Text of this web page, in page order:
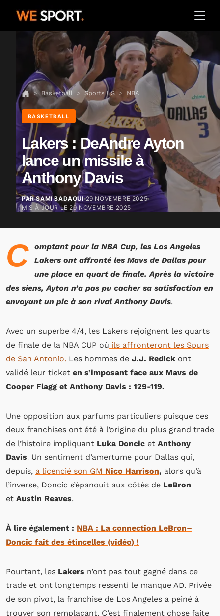
Basketball Sports US NBA
BASKETBALL
Lakers : DeAndre Ayton
lance un missile à
Anthony Davis
PAR SAMI BADAOUI 29 NOVEMBRE 2025
MIS À JOUR LE 29 NOVEMBRE 2025
C
omptant pour la NBA Cup, les Los Angeles
Lakers ont affronté les Mavs de Dallas pour
une place en quart de finale. Après la victoire
des siens, Ayton n’a pas pu cacher sa satisfaction en
envoyant un pic à son rival Anthony Davis.
Avec un superbe 4/4, les Lakers rejoignent les quarts
de finale de la NBA CUP où ils affronteront les Spurs
de San Antonio. Les hommes de J.J. Redick ont
validé leur ticket en s’imposant face aux Mavs de
Cooper Flagg et Anthony Davis : 129-119.
Une opposition aux parfums particuliers puisque ces
deux franchises ont été à l’origine du plus grand trade
de l’histoire impliquant Luka Doncic et Anthony
Davis. Un sentiment d’amertume pour Dallas qui,
depuis, a licencié son GM Nico Harrison, alors qu’à
l’inverse, Doncic s’épanouit aux côtés de LeBron
et Austin Reaves.
À lire également : NBA : La connection LeBron–
Doncic fait des étincelles (vidéo) !
Pourtant, les Lakers n’ont pas tout gagné dans ce
trade et ont longtemps ressenti le manque AD. Privée
de son pivot, la franchise de Los Angeles a peiné à
trouver son remplaçant. C’est finalement chose faite